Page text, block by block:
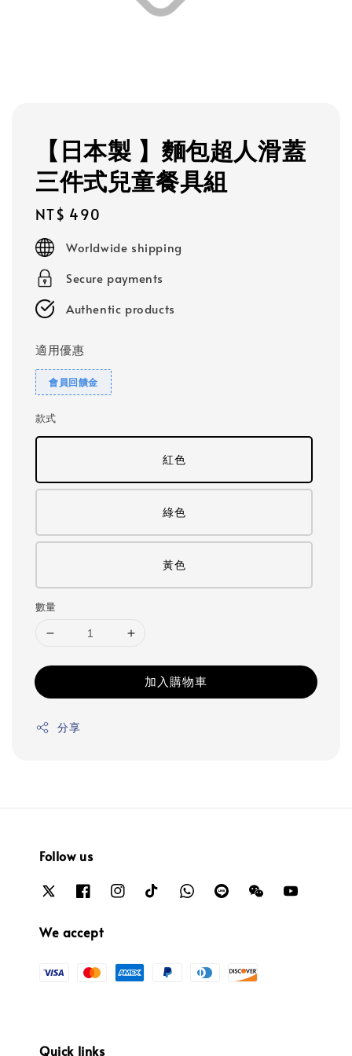
【日本製 】麵包超人滑蓋
三件式兒童餐具組
Regular
price
NT$ 490
Worldwide shipping
Secure payments
Authentic products
適用優惠
會員回饋金
款式
紅色
綠色
黃色
數量
加入購物車
分享
Follow us
We accept
Quick links